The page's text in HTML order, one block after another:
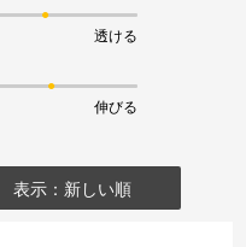
透ける
伸びる
表示：新しい順